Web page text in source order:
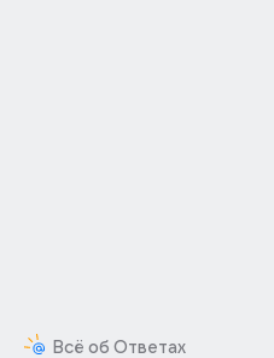
Всё об Ответах